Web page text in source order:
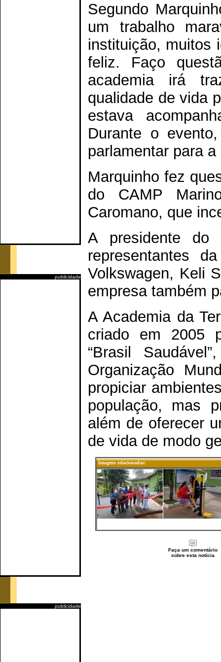
publicidade
publicidade
Segundo
um trabalho
instituição, muitos
feliz. Faço
academia irá
qualidade de vida
estava
Durante o
parlamentar para
Marquinho fez
do CAMP
Caromano, que
A presidente do
representantes
Volkswagen, Keli
empresa também
A Academia da
criado em 2005
“Brasil
Organização
propiciar
população, mas
além de oferecer
de vida de modo
Imagens relacionadas:
Faça um comentário
sobre esta notícia